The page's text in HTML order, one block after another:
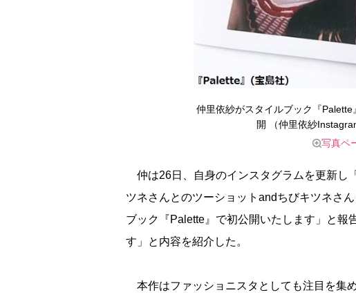
仲里依紗がスタイルブック『
開 （仲里依紗
写真ペ
仲は26日、自身のインスタグラムを更新
ツネさんとのツーショットandちびキツネさ
ブック『Palette』で初公開いたします」と報
す」と内容を紹介した。
本作はファッショニスタとしても注目を集